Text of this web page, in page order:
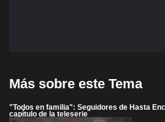
Más sobre este Tema
"Todos en familia": Seguidores de Hasta
capítulo de la teleserie